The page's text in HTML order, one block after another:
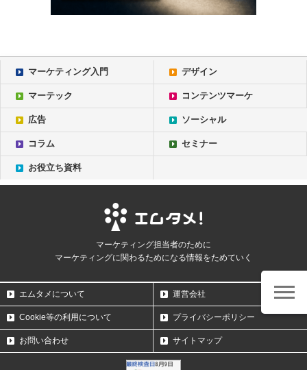
マーケティング入門 デザイン
マーテック コンテンツマーケ
広告 ソーシャル
コラム セミナー
お役立ち資料
マーケティング担当者のために
マーケティングに関わるためになる情報をためていく
エムタメについて 運営会社
Cookie等の利用について プライバシーポリシー
お問い合わせ サイトマップ